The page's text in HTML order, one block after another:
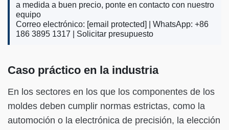
a medida a buen precio, ponte en contacto con nuestro
equipo
Correo electrónico: [email protected]
| WhatsApp: +86
186 3895 1317 | Solicitar presupuesto
Caso práctico en la industria
En los sectores en los que los componentes de los
moldes deben cumplir normas estrictas, como la
automoción o la electrónica de precisión, la elección